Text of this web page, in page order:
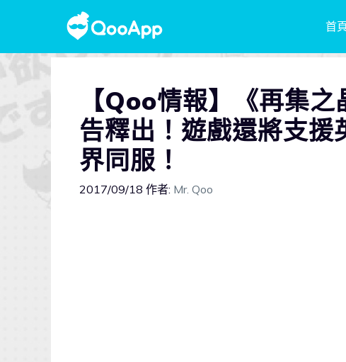
首
【Qoo情報】《再集
告釋出！遊戲還將支
界同服！
2017/09/18 作者: Mr. Qoo